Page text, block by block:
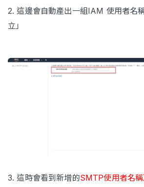
2. 這邊會自動產出一組IAM 使用者名
立」
3. 這時會看到新增的SMTP使用者名